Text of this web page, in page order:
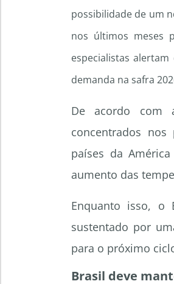
possibilidade de um
nos últimos meses
especialistas
demanda na safra
De acordo com
concentrados
países da
aumento das
Enquanto isso, o
sustentado por
para o próximo
Brasil deve